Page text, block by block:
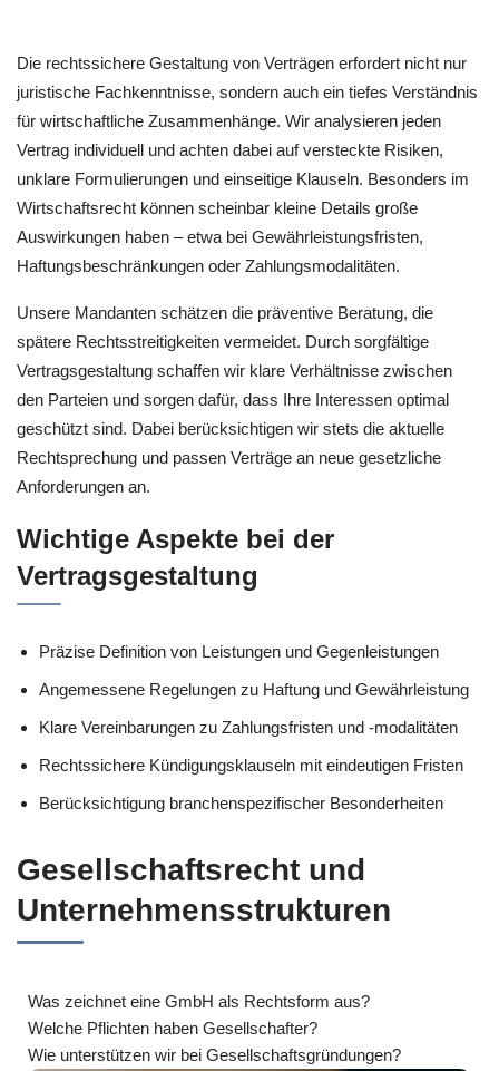
Die rechtssichere Gestaltung von Verträgen erfordert nicht nur
juristische Fachkenntnisse, sondern auch ein tiefes Verständnis
für wirtschaftliche Zusammenhänge. Wir analysieren jeden
Vertrag individuell und achten dabei auf versteckte Risiken,
unklare Formulierungen und einseitige Klauseln. Besonders im
Wirtschaftsrecht können scheinbar kleine Details große
Auswirkungen haben – etwa bei Gewährleistungsfristen,
Haftungsbeschränkungen oder Zahlungsmodalitäten.
Unsere Mandanten schätzen die präventive Beratung, die
spätere Rechtsstreitigkeiten vermeidet. Durch sorgfältige
Vertragsgestaltung schaffen wir klare Verhältnisse zwischen
den Parteien und sorgen dafür, dass Ihre Interessen optimal
geschützt sind. Dabei berücksichtigen wir stets die aktuelle
Rechtsprechung und passen Verträge an neue gesetzliche
Anforderungen an.
Wichtige Aspekte bei der
Vertragsgestaltung
Präzise Definition von Leistungen und Gegenleistungen
Angemessene Regelungen zu Haftung und Gewährleistung
Klare Vereinbarungen zu Zahlungsfristen und -modalitäten
Rechtssichere Kündigungsklauseln mit eindeutigen Fristen
Berücksichtigung branchenspezifischer Besonderheiten
Gesellschaftsrecht und
Unternehmensstrukturen
Was zeichnet eine GmbH als Rechtsform aus?
Welche Pflichten haben Gesellschafter?
Wie unterstützen wir bei Gesellschaftsgründungen?